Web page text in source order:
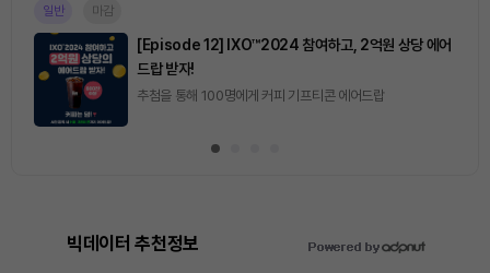
마감
[토큰포스트] 기사 퀴즈 658회차
2026.08.07 (금) ~ 2026.08.08 (토)
빅데이터 추천정보